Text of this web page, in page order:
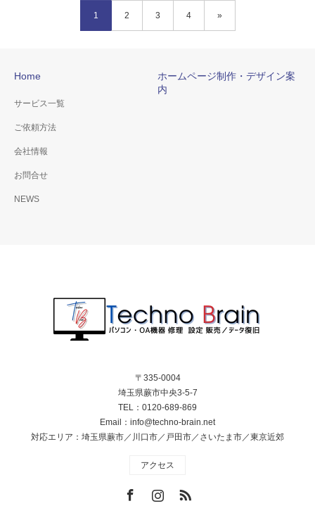
1 2 3 4 »
Home
サービス一覧
ご依頼方法
会社情報
お問合せ
NEWS
ホームページ制作・デザイン案
内
〒335-0004
埼玉県蕨市中央3-5-7
TEL：0120-689-869
Email：info@techno-brain.net
対応エリア：埼玉県蕨市／川口市／戸田市／さいたま市／東京近郊
アクセス